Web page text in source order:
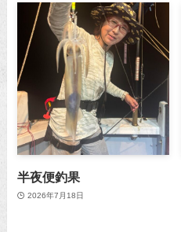
半夜便釣果
2026年7月18日